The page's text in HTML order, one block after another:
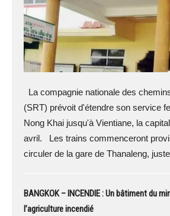
La compagnie nationale des
(SRT) prévoit d'étendre son service
Nong Khai jusqu'à Vientiane, la
avril. Les trains commenceront
circuler de la gare de Thanaleng,
BANGKOK – INCENDIE : Un bâtiment du
l’agriculture incendié